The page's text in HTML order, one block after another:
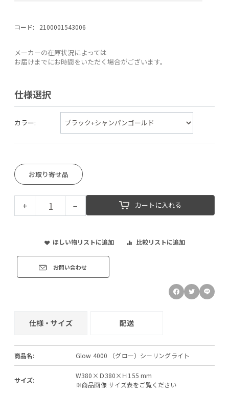
コード: 2100001543006
メーカーの在庫状況によっては
お届けまでにお時間をいただく場合がございます。
仕様選択
カラー:
お取り寄せ品
+ − カートに入れる
ほしい物リストに追加 比較リストに追加
お問い合わせ
仕様・サイズ 配送
商品名: Glow 4000 （グロー）シーリングライト
サイズ:
W380×Ｄ380×Ｈ155 mm
※商品画像 サイズ表をご覧ください